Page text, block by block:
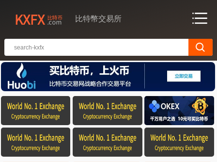
比特幣交易所